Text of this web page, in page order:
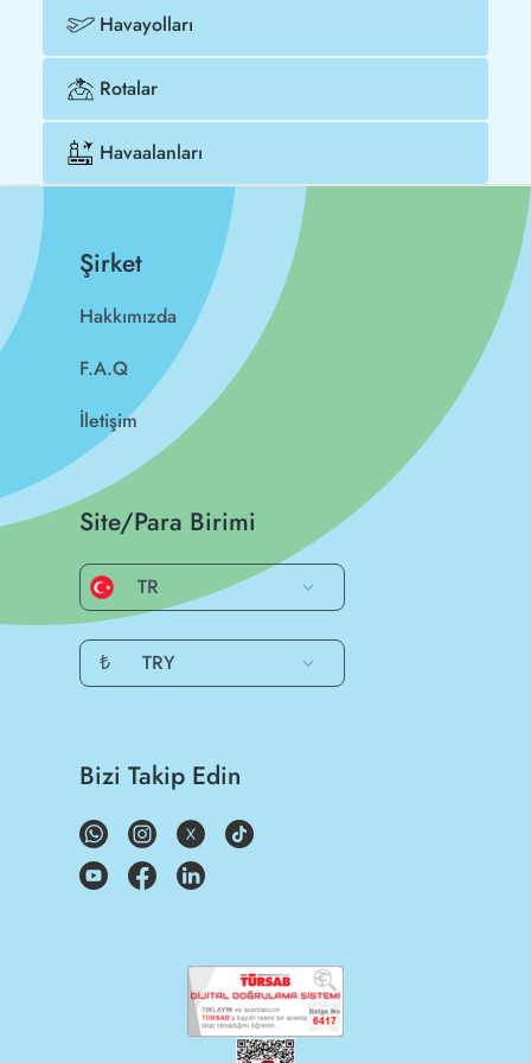
Havayolları
Rotalar
Havaalanları
Şirket
Hakkımızda
F.A.Q
İletişim
Site/Para Birimi
TR
₺ TRY
Bizi Takip Edin